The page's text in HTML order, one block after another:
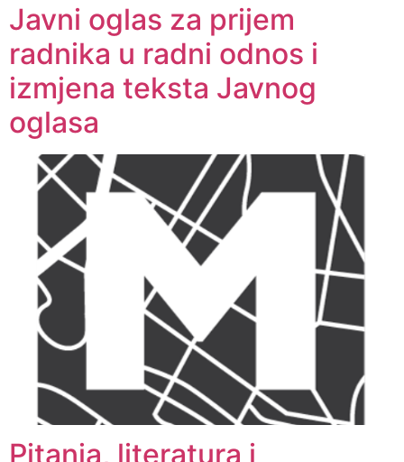
Javni oglas za prijem
radnika u radni odnos i
izmjena teksta Javnog
oglasa
Pitanja, literatura i